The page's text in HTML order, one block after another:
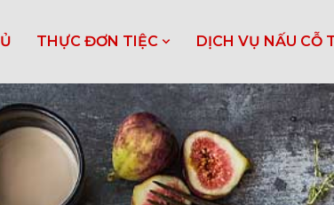
THỰC ĐƠN TIỆC DỊCH VỤ NẤU CỖ